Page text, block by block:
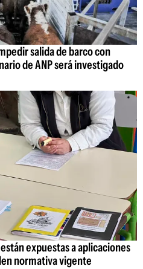
salida de barco con
de ANP será investigado
expuestas a aplicaciones
normativa vigente